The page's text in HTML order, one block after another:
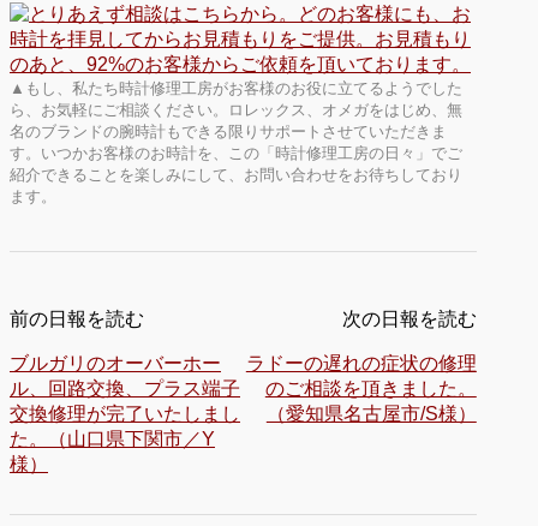
▲もし、私たち時計修理工房がお客様のお役に立てるようでした
ら、お気軽にご相談ください。ロレックス、オメガをはじめ、無
名のブランドの腕時計もできる限りサポートさせていただきま
す。いつかお客様のお時計を、この「時計修理工房の日々」でご
紹介できることを楽しみにして、お問い合わせをお待ちしており
ます。
前の日報を読む
ブルガリのオーバーホー
ル、回路交換、プラス端子
交換修理が完了いたしまし
た。（山口県下関市／Y
様）
次の日報を読む
ラドーの遅れの症状の修理
のご相談を頂きました。
（愛知県名古屋市/S様）